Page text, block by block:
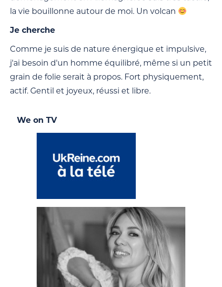
la vie bouillonne autour de moi. Un volcan
Je cherche
Comme je suis de nature énergique et impulsive,
j'ai besoin d'un homme équilibré, même si un petit
grain de folie serait à propos. Fort physiquement,
actif. Gentil et joyeux, réussi et libre.
We on TV